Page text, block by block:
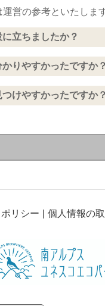
営の参考といたします
立ちましたか？
りやすかったですか？
けやすかったですか？
リシー 個人情報の